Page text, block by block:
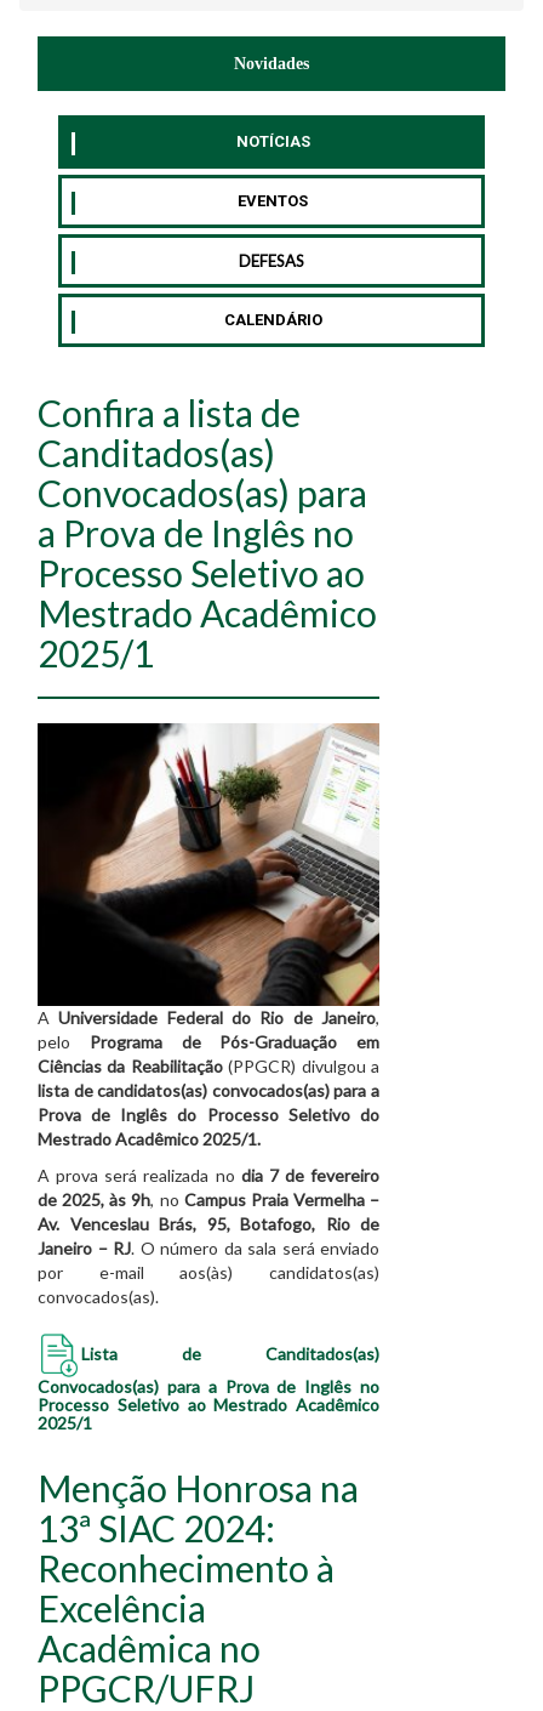
Novidades
NOTÍCIAS
EVENTOS
DEFESAS
CALENDÁRIO
Confira a lista de
Canditados(as)
Convocados(as) para
a Prova de Inglês no
Processo Seletivo ao
Mestrado Acadêmico
2025/1
AUniversidade Federal do Rio de Janeiro,
pelo Programa de Pós-Graduação em
Ciências da Reabilitação(PPGCR) divulgou a
lista de candidatos(as) convocados(as) para a
Prova de Inglês do Processo Seletivo do
Mestrado Acadêmico 2025/1.
A prova será realizada no dia 7 de fevereiro
de 2025, às 9h, no Campus Praia Vermelha –
Av. Venceslau Brás, 95, Botafogo, Rio de
Janeiro – RJ. O número da sala será enviado
por e-mail aos(às) candidatos(as)
convocados(as).
Lista de Canditados(as)
Convocados(as) para a Prova de Inglês no
Processo Seletivo ao Mestrado Acadêmico
2025/1
Menção Honrosa na
13ª SIAC 2024:
Reconhecimento à
Excelência
Acadêmica no
PPGCR/UFRJ